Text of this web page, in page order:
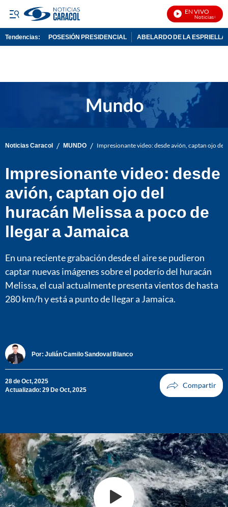
EN VIVO
Noticias
Tendencias: POSESIÓN PRESIDENCIAL ABELARDO DE LA ESPRIELLA
Noticias Caracol / MUNDO / Impresionante video: desde avión, captan ojo del
Impresionante video: desde
avión, captan ojo del
huracán Melissa a poco de
llegar a Jamaica
En una reciente grabación desde el aire se pudieron
captar nuevas imágenes sobre el poderío del huracán
Melissa, el cual actualmente presenta vientos de hasta
280 km/h y está a punto de llegar a Jamaica.
Por: Julián Camilo Sandoval Blanco
28 de Oct, 2025
Actualizado: 29 De Oct, 2025